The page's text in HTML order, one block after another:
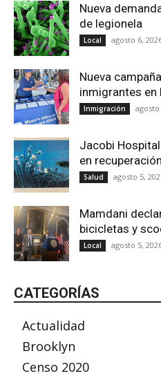
Nueva
de legionela
Local agosto 6,
Nueva
inmigrantes en
Inmigración agosto
Jacobi
en
Salud agosto 5,
Mamdani
bicicletas y
Local agosto 5,
CATEGORÍAS
Actualidad
Brooklyn
Censo 2020